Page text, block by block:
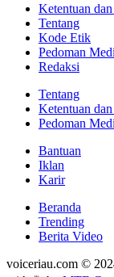
Ketentuan
Tentang
Kode Etik
Pedoman
Redaksi
Tentang
Ketentuan
Pedoman
Bantuan
Iklan
Karir
Beranda
Trending
Berita Video
voiceriau.com ©